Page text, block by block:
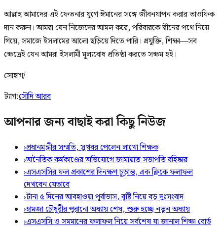
আল্লাহ আমাদের এই ফেতনার যুগে ঈমানের সঙ্গে জীবনযাপন করার তাওফিক
দান করুন। আমরা যেন নিজেদের আমল করে, পরিবারকে দ্বীনের পথে নিয়ে
গিয়ে, সমাজে ইসলামের আলো ছড়িয়ে দিতে পারি। প্রযুক্তি, শিক্ষা—সব
ক্ষেত্রেই যেন আমরা ইসলামী মূল্যবোধ প্রতিষ্ঠা করতে সক্ষম হই।
সোহাগ/
ট্যাগ:সৌদি আরব
আপনার জন্য বাছাই করা কিছু নিউজ
›প্রধানমন্ত্রীর সম্মতি, সুখবর পেলেন লাখো শিক্ষক
›অনৈতিক কর্মকাণ্ডের অভিযোগে জামায়াত সভাপতি বহিষ্কার
›এসএসসির ফল প্রকাশের দিনক্ষণ চূড়ান্ত, এক ক্লিকে ফলাফল
দেখবেন যেভাবে
›টানা ৫ দিনের আবহাওয়া পূর্বাভাস, বৃষ্টি নিয়ে বড় দুঃসংবাদ
›হামজা চৌধুরীর পুরানো অধ্যায় শেষ, শুরু হচ্ছে নতুন অধ্যায়
›এসএসসি ও সমমানের ফলাফল নিয়ে সর্বশেষ যা জানাল শিক্ষা বোর্ড